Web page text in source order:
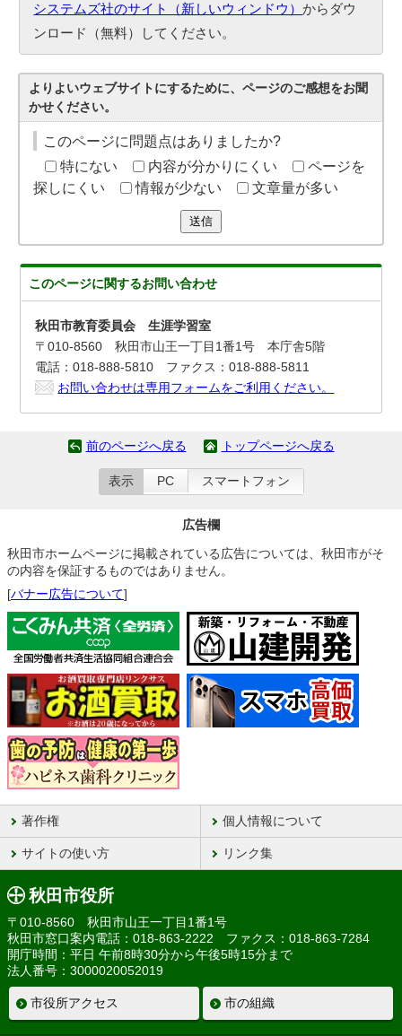
システムズ社のサイト（新しいウィンドウ）からダウ
ンロード（無料）してください。
よりよいウェブサイトにするために、ページのご感想をお聞
かせください。
このページに問題点はありましたか?
特にない
内容が分かりにくい
ページを
探しにくい
情報が少ない 文章量が多い
送信
このページに関するお問い合わせ
秋田市教育委員会 生涯学習室
〒010-8560 秋田市山王一丁目1番1号 本庁舎5階
電話：018-888-5810 ファクス：018-888-5811
お問い合わせは専用フォームをご利用ください。
前のページへ戻る トップページへ戻る
表示 PC スマートフォン
広告欄
秋田市ホームページに掲載されている広告については、秋田市がそ
の内容を保証するものではありません。
[バナー広告について]
著作権 個人情報について
サイトの使い方 リンク集
秋田市役所
〒010-8560 秋田市山王一丁目1番1号
秋田市窓口案内電話：018-863-2222 ファクス：018-863-7284
開庁時間：平日 午前8時30分から午後5時15分まで
法人番号：3000020052019
市役所アクセス 市の組織